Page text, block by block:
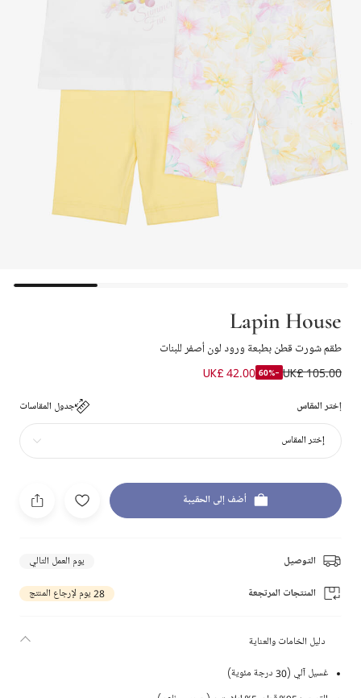
Lapin House
طقم شورت قطن بطبعة ورود لون أصفر للبنات
UK£ 105.00
-60%
UK£ 42.00
إختر المقاس جدول المقاسات
إختر المقاس
أضف إلى الحقيبة
التوصيل يوم العمل التالي
المنتجات المرتجعة 28 يوم لإرجاع المنتج
دليل الخامات والعناية
غسيل آلي (30 درجة مئوية)